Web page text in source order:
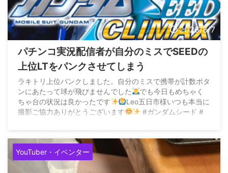
2026/8/7
パチンコ実況配信者が自分のミスでSEEDの
上位LTをパンクさせてしまう
ラキトリ上位パンクしました。自分のミスで携帯が計数ボタ
ンにあたって球が飛びませんでした
でも今日もめちゃく
ちゃ台の状況は良かったです
Leo五日市様いつも本当に
撮影ご協力ありがとうございます
#ガンダムシード #
YouTuber・イベンター